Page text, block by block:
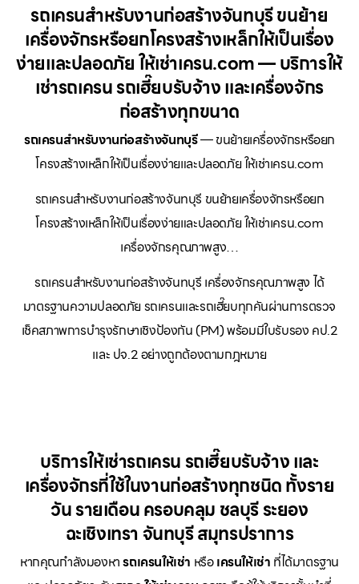
รถเครนสำหรับงานก่อสร้างจันทบุรี ขนย้าย
เครื่องจักรหรือยกโครงสร้างเหล็กให้เป็นเรื่อง
ง่ายและปลอดภัย ให้เช่าเครน.com — บริการให้
เช่ารถเครน รถเฮี๊ยบรับจ้าง และเครื่องจักร
ก่อสร้างทุกขนาด
รถเครนสำหรับงานก่อสร้างจันทบุรี— ขนย้ายเครื่องจักรหรือยก
โครงสร้างเหล็กให้เป็นเรื่องง่ายและปลอดภัย ให้เช่าเครน.com
รถเครนสำหรับงานก่อสร้างจันทบุรี ขนย้ายเครื่องจักรหรือยก
โครงสร้างเหล็กให้เป็นเรื่องง่ายและปลอดภัย ให้เช่าเครน.com
เครื่องจักรคุณภาพสูง…
รถเครนสำหรับงานก่อสร้างจันทบุรี เครื่องจักรคุณภาพสูง ได้
มาตรฐานความปลอดภัย รถเครนและรถเฮี๊ยบทุกคันผ่านการตรวจ
เช็คสภาพการบำรุงรักษาเชิงป้องกัน (PM) พร้อมมีใบรับรอง คป.2
และ ปจ.2 อย่างถูกต้องตามกฎหมาย
บริการให้เช่ารถเครน รถเฮี๊ยบรับจ้าง และ
เครื่องจักรที่ใช้ในงานก่อสร้างทุกชนิด ทั้งราย
วัน รายเดือน ครอบคลุม ชลบุรี ระยอง
ฉะเชิงเทรา จันทบุรี สมุทรปราการ
หากคุณกำลังมองหารถเครนให้เช่า หรือเครนให้เช่า ที่ได้มาตรฐาน